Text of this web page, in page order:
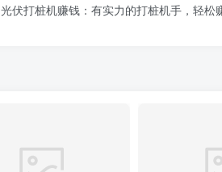
光伏打桩机赚钱：有实力的打桩机手，轻松